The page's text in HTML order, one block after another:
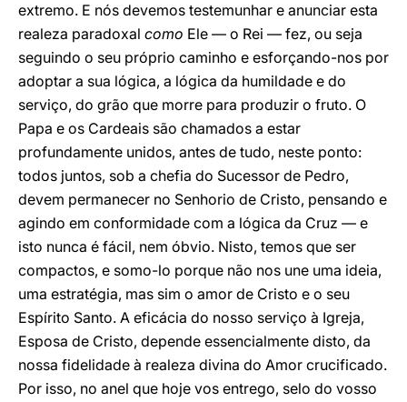
extremo. E nós devemos testemunhar e anunciar esta
realeza paradoxal como Ele — o Rei — fez, ou seja
seguindo o seu próprio caminho e esforçando-nos por
adoptar a sua lógica, a lógica da humildade e do
serviço, do grão que morre para produzir o fruto. O
Papa e os Cardeais são chamados a estar
profundamente unidos, antes de tudo, neste ponto:
todos juntos, sob a chefia do Sucessor de Pedro,
devem permanecer no Senhorio de Cristo, pensando e
agindo em conformidade com a lógica da Cruz — e
isto nunca é fácil, nem óbvio. Nisto, temos que ser
compactos, e somo-lo porque não nos une uma ideia,
uma estratégia, mas sim o amor de Cristo e o seu
Espírito Santo. A eficácia do nosso serviço à Igreja,
Esposa de Cristo, depende essencialmente disto, da
nossa fidelidade à realeza divina do Amor crucificado.
Por isso, no anel que hoje vos entrego, selo do vosso